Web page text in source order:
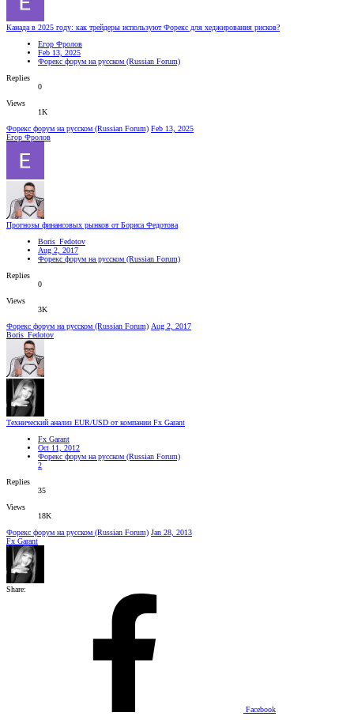
Канада в 2025 году: как трейдеры используют Форекс для хеджирования рисков?
Егор Фролов
Feb 13, 2025
Форекс форум на русском (Russian Forum)
Replies
0
Views
1K
Форекс форум на русском (Russian Forum) Feb 13, 2025
Егор Фролов
Прогнозы финансовых рынков от Бориса Федотова
Boris_Fedotov
Aug 2, 2017
Форекс форум на русском (Russian Forum)
Replies
0
Views
3K
Форекс форум на русском (Russian Forum) Aug 2, 2017
Boris_Fedotov
Технический анализ EUR/USD от компании Fx Garant
Fx Garant
Oct 11, 2012
Форекс форум на русском (Russian Forum)
2
Replies
35
Views
18K
Форекс форум на русском (Russian Forum) Jan 28, 2013
Fx Garant
Share:
Facebook